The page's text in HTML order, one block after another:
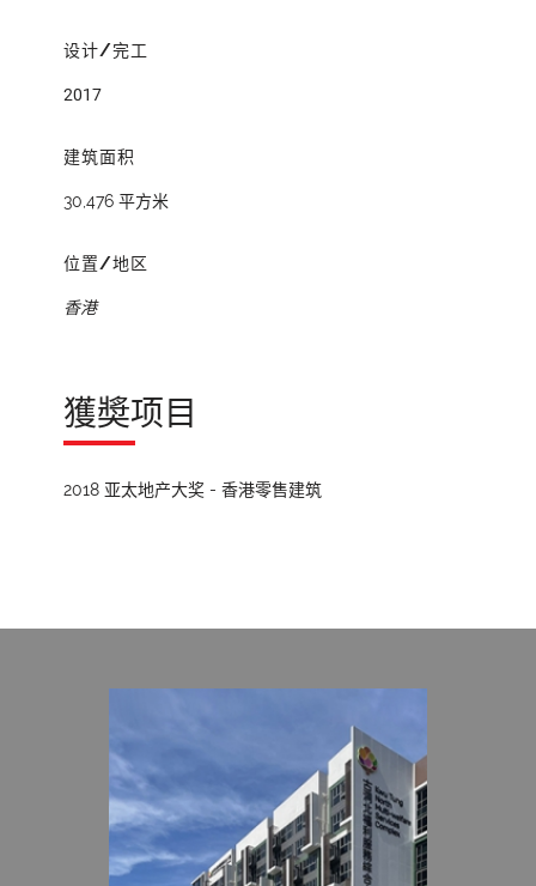
设计/完工
2017
建筑面积
30,476 平方米
位置/地区
香港
獲奬项目
2018 亚太地产大奖 - 香港零售建筑